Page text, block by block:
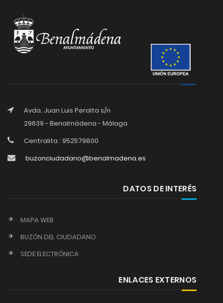
Avda. Juan Luis Peralta s/n
29639 - Benalmádena - Málaga
Centralita : 952579800
buzonciudadano@benalmadena.es
DATOS DE INTERÉS
MAPA WEB
BUZÓN DEL CIUDADANO
SEDE ELECTRÓNICA
ENLACES EXTERNOS